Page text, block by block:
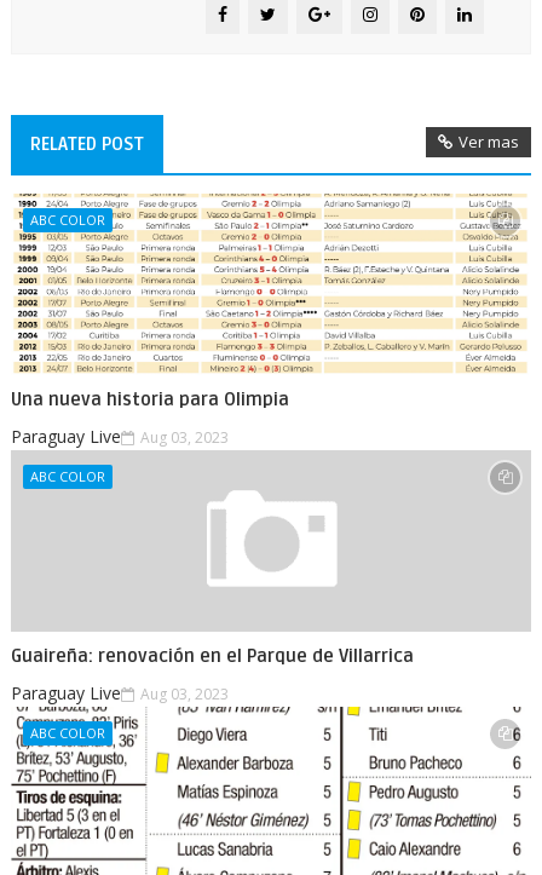
RELATED POST Ver mas
ABC COLOR
Una nueva historia para Olimpia
Paraguay Live Aug 03, 2023
ABC COLOR
Guaireña: renovación en el Parque de Villarrica
Paraguay Live Aug 03, 2023
ABC COLOR